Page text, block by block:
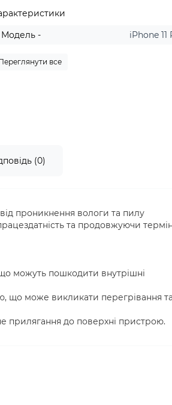
Модель -
iPhone 11
все
(0)
проникнення вологи та пилу
та продовжуючи
можуть пошкодити внутрішні
що може викликати перегрівання
прилягання до поверхні пристрою.